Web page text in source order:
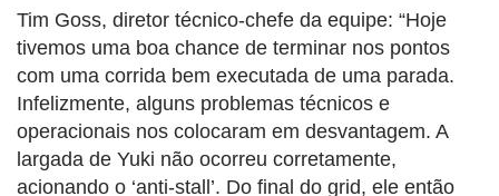
Tim Goss, diretor técnico-chefe da equipe: “Hoje
tivemos uma boa chance de terminar nos pontos
com uma corrida bem executada de uma parada.
Infelizmente, alguns problemas técnicos e
operacionais nos colocaram em desvantagem. A
largada de Yuki não ocorreu corretamente,
acionando o ‘anti-stall’. Do final do grid, ele então